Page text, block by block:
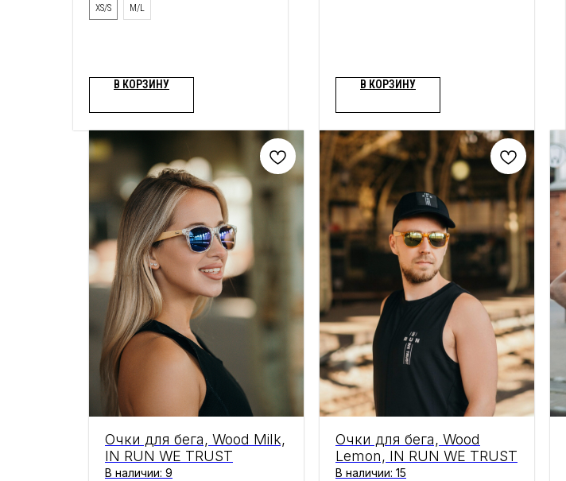
XS/S
M/L
В КОРЗИНУ В КОРЗИНУ
Очки для бега, Wood Milk,
IN RUN WE TRUST
В наличии: 9
Очки для бега, Wood
Lemon, IN RUN WE TRUST
В наличии: 15